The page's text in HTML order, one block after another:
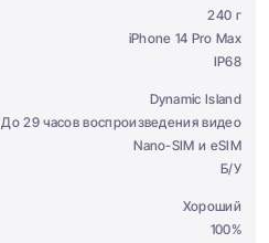
240 г
iPhone 14 Pro Max
IP68
Dynamic Island
До 29 часов воспроизведения видео
Nano-SIM и eSIM
Б/У
Хороший
100%